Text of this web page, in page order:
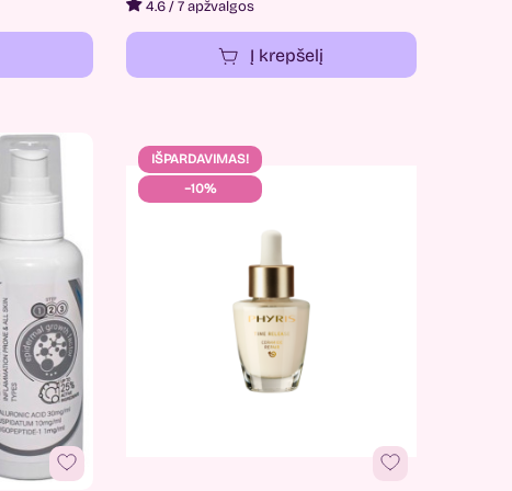
4.6/7 apžvalgos
Į krepšelį
IŠPARDAVIMAS!
−10%